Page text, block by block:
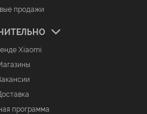
продажи
Xiaomi
программа